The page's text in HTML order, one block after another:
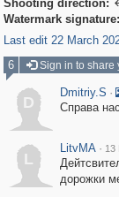
Shooting direction:
Watermark signature:
Last edit 22 March
6
Sign in to share
D
Dmitriy.S ·
Справа
L
LitvMA · 13
дорожки